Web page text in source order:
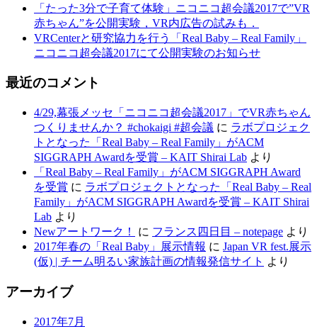
「たった3分で子育て体験」ニコニコ超会議2017で”VR
赤ちゃん”を公開実験，VR内広告の試みも．
VRCenterと研究協力を行う「Real Baby – Real Family」
ニコニコ超会議2017にて公開実験のお知らせ
最近のコメント
4/29,幕張メッセ「ニコニコ超会議2017」でVR赤ちゃん
つくりませんか？ #chokaigi #超会議 に ラボプロジェク
トとなった「Real Baby – Real Family」がACM
SIGGRAPH Awardを受賞 – KAIT Shirai Lab より
「Real Baby – Real Family」がACM SIGGRAPH Award
を受賞 に ラボプロジェクトとなった「Real Baby – Real
Family」がACM SIGGRAPH Awardを受賞 – KAIT Shirai
Lab より
Newアートワーク！
に フランス四日目 – notepage より
2017年春の「Real Baby」展示情報 に Japan VR fest.展示
(仮) | チーム明るい家族計画の情報発信サイト より
アーカイブ
2017年7月